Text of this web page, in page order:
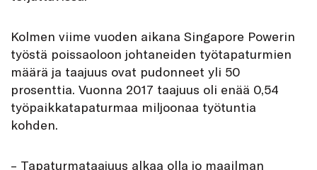
Kolmen viime vuoden aikana Singapore Powerin
työstä poissaoloon johtaneiden työtapaturmien
määrä ja taajuus ovat pudonneet yli 50
prosenttia. Vuonna 2017 taajuus oli enää 0,54
työpaikkatapaturmaa miljoonaa työtuntia
kohden.
– Tapaturmataajuus alkaa olla jo maailman